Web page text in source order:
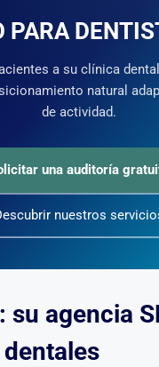
PARA
a su clínica
natural
de actividad.
una auditoría
nuestros
su agencia